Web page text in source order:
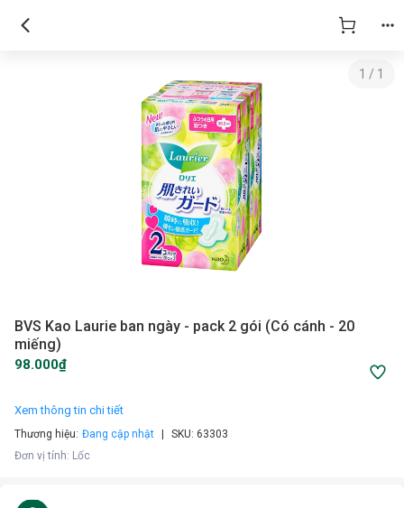
1 / 1
BVS Kao Laurie ban ngày - pack 2 gói (Có cánh - 20
miếng)
98.000₫
Xem thông tin chi tiết
Thương hiệu: Đang cập nhật SKU: 63303
Đơn vị tính: Lốc